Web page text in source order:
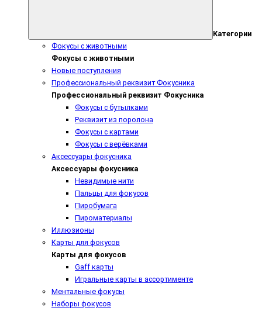
Категории
Фокусы с животными
Фокусы с животными
Новые поступления
Профессиональный реквизит Фокусника
Профессиональный реквизит Фокусника
Фокусы с бутылками
Реквизит из поролона
Фокусы с картами
Фокусы с верёвками
Аксессуары фокусника
Аксессуары фокусника
Невидимые нити
Пальцы для фокусов
Пиробумага
Пироматериалы
Иллюзионы
Карты для фокусов
Карты для фокусов
Gaff карты
Игральные карты в ассортименте
Ментальные фокусы
Наборы фокусов